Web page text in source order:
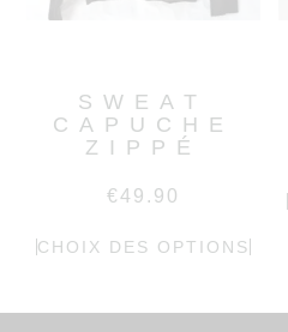
SWEAT
CAPUCHE
ZIPPÉ
€49.90
CHOIX DES OPTIONS